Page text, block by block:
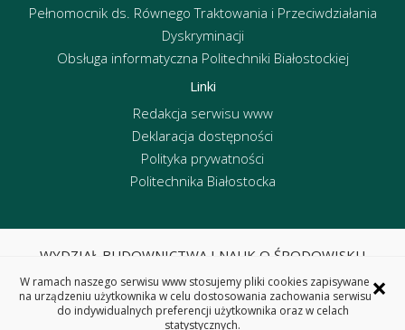
Pełnomocnik ds. Równego Traktowania i Przeciwdziałania
Dyskryminacji
Obsługa informatyczna Politechniki Białostockiej
Linki
Redakcja serwisu www
Deklaracja dostępności
Polityka prywatności
Politechnika Białostocka
WYDZIAŁ BUDOWNICTWA I NAUK O ŚRODOWISKU
ul. Wiejska 45E, 15-351 Białystok
tel. centrala 85 746 95 60, fax 85 746 95 59
×
W ramach naszego serwisu www stosujemy pliki cookies zapisywane
na urządzeniu użytkownika w celu dostosowania zachowania serwisu
do indywidualnych preferencji użytkownika oraz w celach
statystycznych.